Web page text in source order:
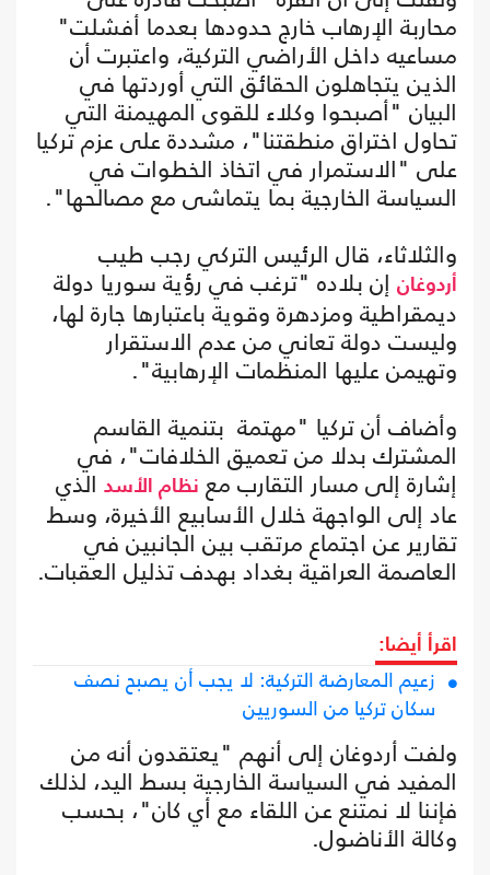
محاربة الإرهاب خارج حدودها بعدما أفشلت"
مساعيه داخل الأراضي التركية، واعتبرت أن
الذين يتجاهلون الحقائق التي أوردتها في
البيان "أصبحوا وكلاء للقوى المهيمنة التي
تحاول اختراق منطقتنا"، مشددة على عزم تركيا
على "الاستمرار في اتخاذ الخطوات في
السياسة الخارجية بما يتماشى مع مصالحها".
والثلاثاء، قال الرئيس التركي رجب طيب
أردوغان إن بلاده "ترغب في رؤية سوريا دولة
ديمقراطية ومزدهرة وقوية باعتبارها جارة لها،
وليست دولة تعاني من عدم الاستقرار
وتهيمن عليها المنظمات الإرهابية".
وأضاف أن تركيا "مهتمة بتنمية القاسم
المشترك بدلا من تعميق الخلافات"، في
إشارة إلى مسار التقارب مع نظام الأسد الذي
عاد إلى الواجهة خلال الأسابيع الأخيرة، وسط
تقارير عن اجتماع مرتقب بين الجانبين في
العاصمة العراقية بغداد بهدف تذليل العقبات.
اقرأ أيضا:
زعيم المعارضة التركية: لا يجب أن يصبح نصف
سكان تركيا من السوريين
ولفت أردوغان إلى أنهم "يعتقدون أنه من
المفيد في السياسة الخارجية بسط اليد، لذلك
فإننا لا نمتنع عن اللقاء مع أي كان"، بحسب
وكالة الأناضول.